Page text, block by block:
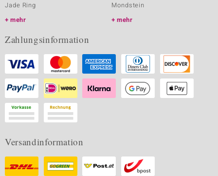
Jade Ring
mehr
Mondstein
mehr
Zahlungsinformation
Versandinformation